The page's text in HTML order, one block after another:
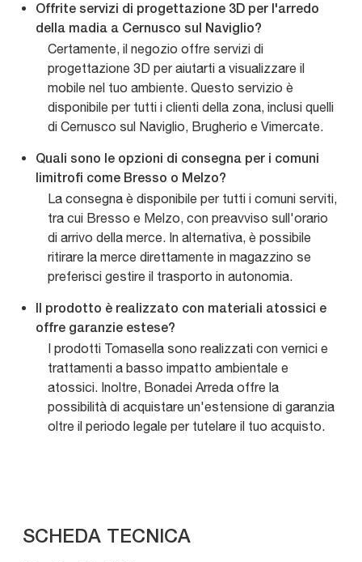
Offrite servizi di progettazione 3D per l'arredo
della madia a Cernusco sul Naviglio?
Certamente, il negozio offre servizi di
progettazione 3D per aiutarti a visualizzare il
mobile nel tuo ambiente. Questo servizio è
disponibile per tutti i clienti della zona, inclusi quelli
di Cernusco sul Naviglio, Brugherio e Vimercate.
Quali sono le opzioni di consegna per i comuni
limitrofi come Bresso o Melzo?
La consegna è disponibile per tutti i comuni serviti,
tra cui Bresso e Melzo, con preavviso sull'orario
di arrivo della merce. In alternativa, è possibile
ritirare la merce direttamente in magazzino se
preferisci gestire il trasporto in autonomia.
Il prodotto è realizzato con materiali atossici e
offre garanzie estese?
I prodotti Tomasella sono realizzati con vernici e
trattamenti a basso impatto ambientale e
atossici. Inoltre, Bonadei Arreda offre la
possibilità di acquistare un'estensione di garanzia
oltre il periodo legale per tutelare il tuo acquisto.
SCHEDA TECNICA